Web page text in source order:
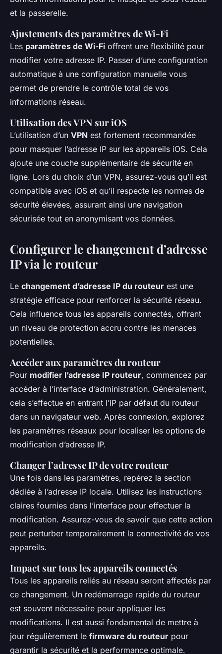
et la passerelle.
Ajustements des paramètres de Wi-Fi
Les paramètres de Wi-Fi offrent une flexibilité pour
modifier votre adresse IP. Passer d’une configuration
automatique à une configuration manuelle vous
permet de prendre le contrôle total de vos
informations réseau.
Utilisation des VPN sur iOS
L’utilisation d’un VPN est fortement recommandée
pour masquer l’adresse IP sur les appareils iOS. Cela
ajoute une couche supplémentaire de sécurité en
ligne. Lors du choix d’un VPN, assurez-vous qu’il est
compatible avec iOS et qu’il respecte les normes de
sécurité élevées, assurant ainsi une navigation
sécurisée tout en anonymisant vos données.
Configurer le changement d’adresse
IP via le routeur
Le changement d’adresse IP du routeur est une
stratégie efficace pour renforcer la sécurité réseau.
Cela influence tous les appareils connectés, offrant
un niveau de protection accru contre les menaces
potentielles.
Accéder aux paramètres du routeur
Pour modifier l’adresse IP routeur, commencez par
accéder à l’interface d’administration. Généralement,
cela s’effectue en entrant l’IP par défaut du routeur
dans un navigateur web. Après connexion, explorez
les paramètres réseaux pour localiser les options de
modification d’adresse IP.
Changer l’adresse IP de votre routeur
Une fois dans les paramètres, repérez la section
dédiée à l’adresse IP locale. Utilisez les instructions
claires fournies dans l’interface pour effectuer la
modification. Assurez-vous de savoir que cette action
peut perturber temporairement la connectivité de vos
appareils.
Impact sur tous les appareils connectés
Tous les appareils reliés au réseau seront affectés par
ce changement. Un redémarrage rapide du routeur
est souvent nécessaire pour appliquer les
modifications. Il est aussi fondamental de mettre à
jour régulièrement le firmware du routeur pour
garantir la sécurité et la performance optimale.